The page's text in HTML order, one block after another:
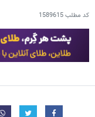
کد مطلب1589615